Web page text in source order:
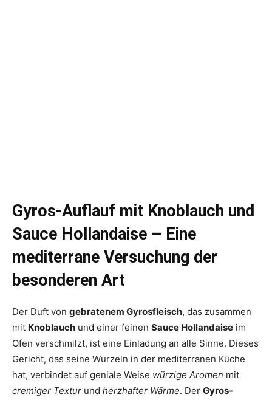
Gyros-Auflauf mit Knoblauch und
Sauce Hollandaise – Eine
mediterrane Versuchung der
besonderen Art
Der Duft von gebratenem Gyrosfleisch, das zusammen
mit Knoblauch und einer feinen Sauce Hollandaise im
Ofen verschmilzt, ist eine Einladung an alle Sinne. Dieses
Gericht, das seine Wurzeln in der mediterranen Küche
hat, verbindet auf geniale Weise würzige Aromen mit
cremiger Textur und herzhafter Wärme. Der Gyros-